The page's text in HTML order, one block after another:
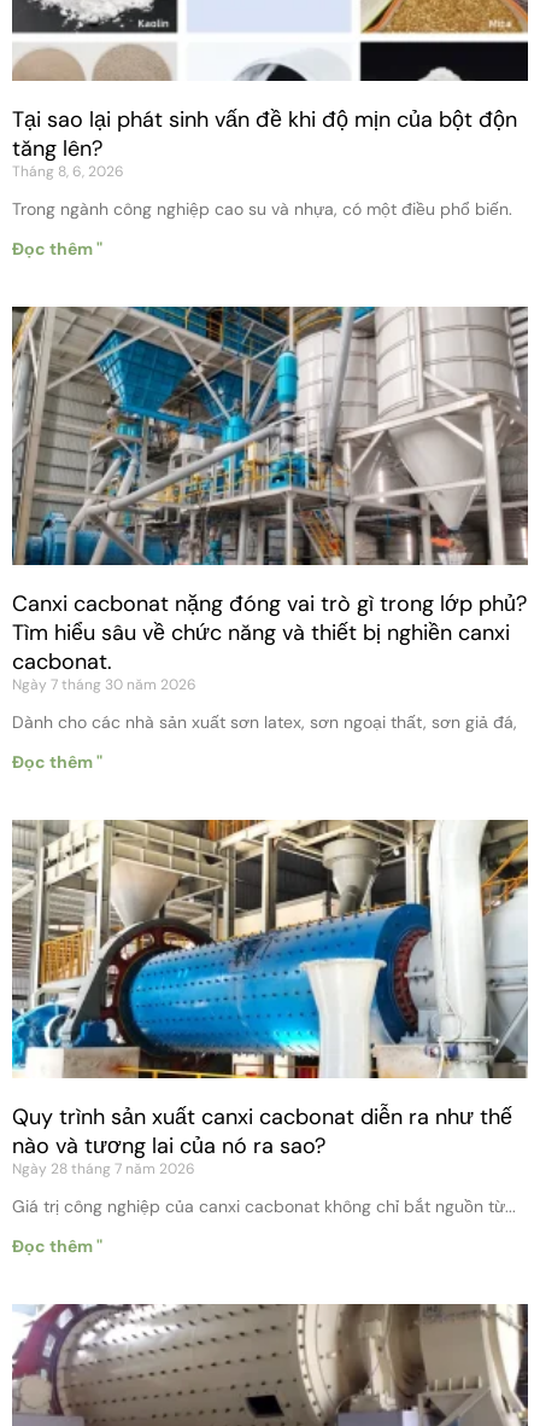
Tại sao lại phát sinh vấn đề khi độ mịn của bột độn
tăng lên?
Tháng 8, 6, 2026
Trong ngành công nghiệp cao su và nhựa, có một điều phổ biến.
Đọc thêm "
Canxi cacbonat nặng đóng vai trò gì trong lớp phủ?
Tìm hiểu sâu về chức năng và thiết bị nghiền canxi
cacbonat.
Ngày 7 tháng 30 năm 2026
Dành cho các nhà sản xuất sơn latex, sơn ngoại thất, sơn giả đá,
Đọc thêm "
Quy trình sản xuất canxi cacbonat diễn ra như thế
nào và tương lai của nó ra sao?
Ngày 28 tháng 7 năm 2026
Giá trị công nghiệp của canxi cacbonat không chỉ bắt nguồn từ...
Đọc thêm "